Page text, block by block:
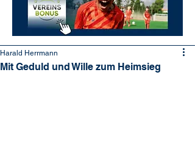
Mit Geduld und Wille zum Heimsieg
Harald Herrmann